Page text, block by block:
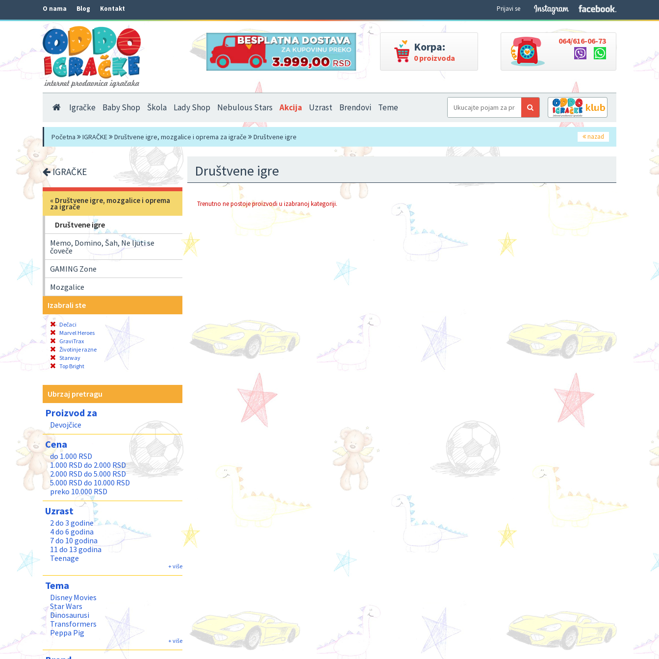
O nama Blog Kontakt Prijavi se
Korpa:
0 proizvoda
064/616-06-73
Igračke Baby Shop Škola Lady Shop Nebulous Stars Akcija Uzrast Brendovi Teme
Početna IGRAČKE Društvene igre, mozgalice i oprema za igrače Društvene igre nazad
IGRAČKE
« Društvene igre, mozgalice i oprema
za igrače
Društvene igre
Memo, Domino, Šah, Ne ljuti se
čoveče
GAMING Zone
Mozgalice
Izabrali ste
Dečaci
Marvel Heroes
GraviTrax
Životinje razne
Starway
Top Bright
Ubrzaj pretragu
Proizvod za
Devojčice
Cena
do 1.000 RSD
1.000 RSD do 2.000 RSD
2.000 RSD do 5.000 RSD
5.000 RSD do 10.000 RSD
preko 10.000 RSD
Uzrast
2 do 3 godine
4 do 6 godina
7 do 10 godina
11 do 13 godina
Teenage
+ više
Tema
Disney Movies
Star Wars
Dinosaurusi
Transformers
Peppa Pig
Paw Patrol - Patrolne šape
+ više
Društvene igre
Trenutno ne postoje proizvodi u izabranoj kategoriji.